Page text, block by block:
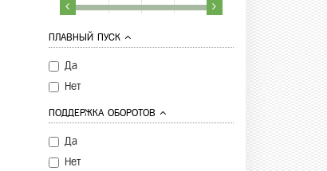
ПЛАВНЫЙ ПУСК
Да
Нет
ПОДДЕРЖКА ОБОРОТОВ
Да
Нет